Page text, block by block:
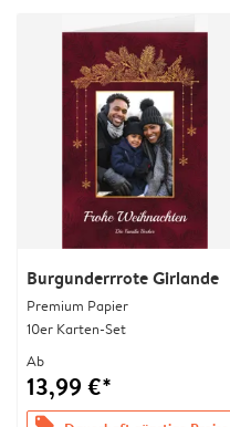
Burgunderrrote Girlande
Premium Papier
10er Karten-Set
Ab
13,99 €*